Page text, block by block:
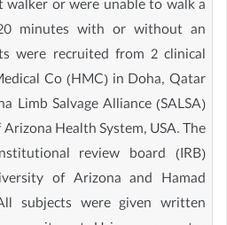
walker or were unable to walk a
minutes with or without an
were recruited from 2 clinical
Co (HMC) in Doha, Qatar
Limb Salvage Alliance (SALSA)
Health System, USA. The
review board (IRB)
of Arizona and Hamad
subjects were given written